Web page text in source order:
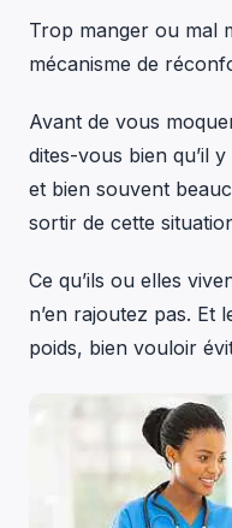
Trop manger ou mal
mécanisme de
Avant de vous
dites-vous bien qu’il
et bien souvent
sortir de cette
Ce qu’ils ou elles
n’en rajoutez pas. Et
poids, bien vouloir